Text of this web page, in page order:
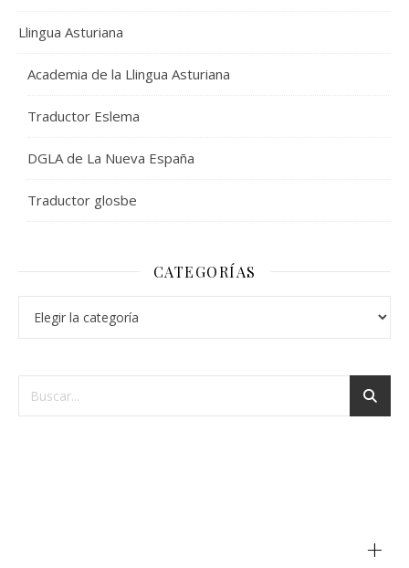
Llingua Asturiana
Academia de la Llingua Asturiana
Traductor Eslema
DGLA de La Nueva España
Traductor glosbe
CATEGORÍAS
+